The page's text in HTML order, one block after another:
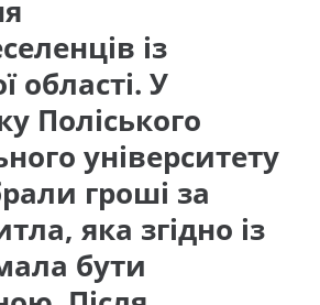
із
області. У
Поліського
університету
гроші за
яка згідно із
бути